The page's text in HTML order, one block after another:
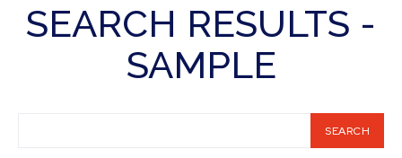
SEARCH RESULTS -
SAMPLE
SEARCH